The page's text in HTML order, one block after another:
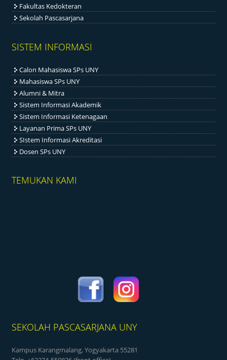
Fakultas Kedokteran
Sekolah Pascasarjana
SISTEM INFORMASI
Calon Mahasiswa SPs UNY
Mahasiswa SPs UNY
Alumni & Mitra
Sistem Informasi Akademik
Sistem Informasi Ketenagaan
Layanan Prima SPs UNY
SIstem Informasi Akreditasi
Dosen SPs UNY
TEMUKAN KAMI
SEKOLAH PASCASARJANA UNY
Kampus Karangmalang, Yogyakarta 55281